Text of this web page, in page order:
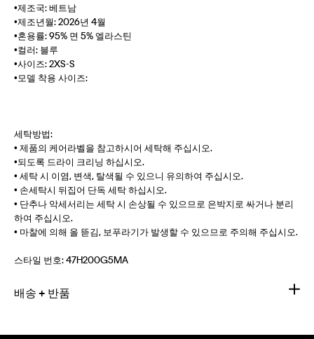
•제조국: 베트남
•제조년월: 2026년 4월
•혼용률: 95% 면 5% 엘라스틴
•컬러: 블루
•사이즈: 2XS-S
•모델 착용 사이즈:
세탁방법:
• 제품의 케어라벨을 참고하시어 세탁해 주십시오.
•되도록 드라이 크리닝 하십시오.
• 세탁 시 이염, 변색, 탈색될 수 있으니 유의하여 주십시오.
• 손세탁시 뒤집어 단독 세탁 하십시오.
• 단추나 악세서리는 세탁 시 손상될 수 있으므로 은박지로 싸거나 분리
하여 주십시오.
• 마찰에 의해 올 뜯김, 보푸라기가 발생할 수 있으므로 주의해 주십시오.
스타일 번호:47H200G5MA
배송 + 반품